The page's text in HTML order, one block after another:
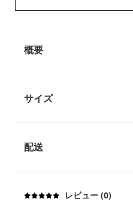
概要
サイズ
配送
レビュー (0)